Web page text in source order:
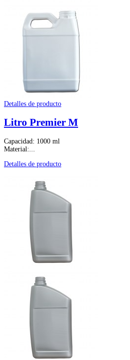
Detalles de producto
Litro Premier M
Capacidad: 1000 ml
Material:...
Detalles de producto